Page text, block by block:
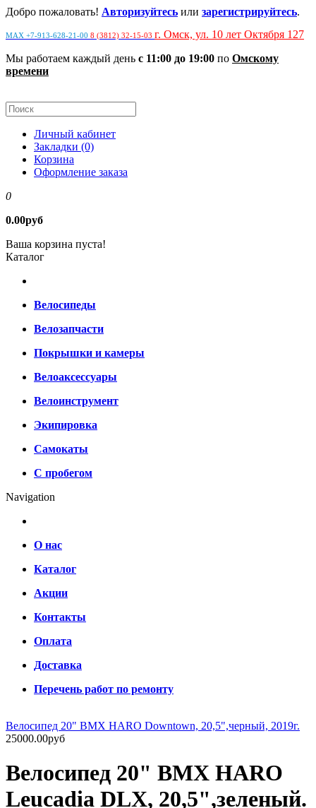
Добро пожаловать! Авторизуйтесь или зарегистрируйтесь.
MAX +7-913-628-21-00 8 (3812) 32-15-03 г. Омск, ул. 10 лет Октября 127
Мы работаем каждый день с 11:00 до 19:00 по Омскому
времени
Личный кабинет
Закладки (0)
Корзина
Оформление заказа
0
0.00руб
Ваша корзина пуста!
Каталог
Велосипеды
Велозапчасти
Покрышки и камеры
Велоаксессуары
Велоинструмент
Экипировка
Самокаты
С пробегом
Navigation
О нас
Каталог
Акции
Контакты
Оплата
Доставка
Перечень работ по ремонту
Велосипед 20" BMX HARO Downtown, 20,5",черный, 2019г.
25000.00руб
Велосипед 20" BMX HARO
Leucadia DLX, 20,5",зеленый.